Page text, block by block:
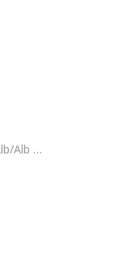
Sandale wedge din piele Louise, Alb/Alb murdar